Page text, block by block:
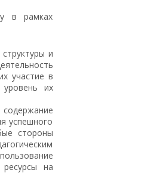
в рамках
и
участие в
уровень их
успешного
стороны
ресурсы на